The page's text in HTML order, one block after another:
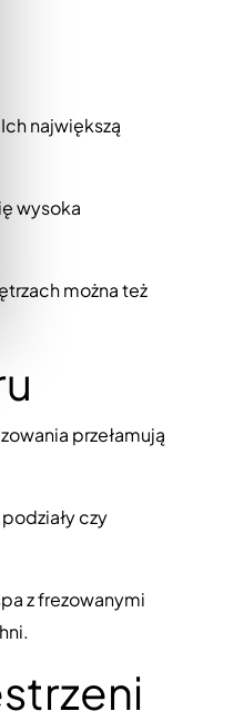
największą
wysoka
można też
przełamują
czy
z frezowanymi